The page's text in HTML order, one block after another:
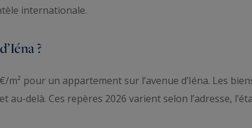
internationale.
?
pour un appartement sur l’avenue d’Iéna. Les
delà. Ces repères 2026 varient selon l’adresse,